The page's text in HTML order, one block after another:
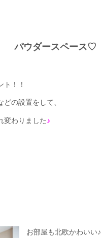
ダースペース♡
！！
の設置をして、
変わりました♪
お部屋も北欧かわいい♪